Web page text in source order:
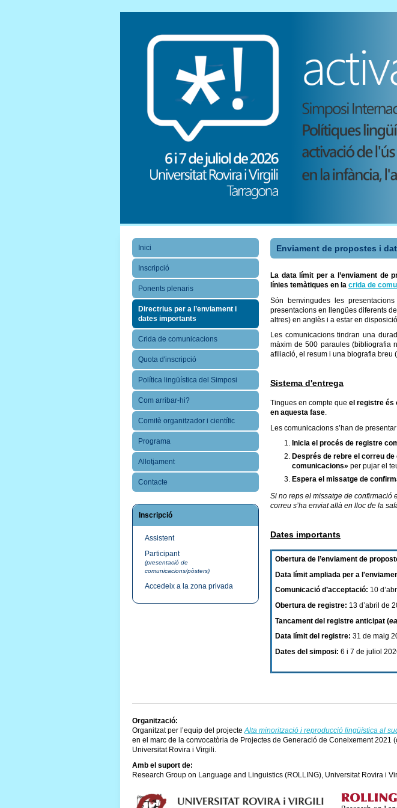
Inici
Inscripció
Ponents plenaris
Directrius per a l’enviament i
dates importants
Crida de comunicacions
Quota d'inscripció
Política lingüística del Simposi
Com arribar-hi?
Comitè organitzador i científic
Programa
Allotjament
Contacte
Inscripció
Assistent
Participant
(presentació de
comunicacions/pòsters)
Accedeix a la zona privada
Enviament de propostes i
La data límit per a l’enviament de
línies temàtiques en la crida de
Són benvingudes les
presentacions en llengües diferents
altres) en anglès i a estar en
Les comunicacions tindran una
màxim de 500 paraules (bibliografia
afiliació, el resum i una biografia breu
Sistema d'entrega
Tingues en compte que el registre és
en aquesta fase.
Les comunicacions s’han de
Inicia el procés de registre
Després de rebre el correu
comunicacions» per pujar el
Espera el missatge de
Si no reps el missatge de confirmació
correu s’ha enviat allà en lloc de la
Dates importants
Obertura de l’enviament de
Data límit ampliada per a
Comunicació d’acceptació: 10
Obertura de registre: 13 d’abril de
Tancament del registre anticipat (
Data límit del registre: 31 de maig
Dates del simposi: 6 i 7 de juliol
Organització:
Organitzat per l’equip del projecteAlta minorització i reproducció lingüística al
en el marc de la convocatòria de Projectes de Generació de Coneixement
Universitat Rovira i Virgili.
Amb el suport de:
Research Group on Language and Linguistics (ROLLING), Universitat Rovira i